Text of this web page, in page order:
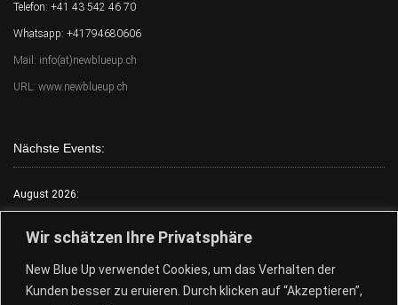
Wir schätzen Ihre Privatsphäre
New Blue Up verwendet Cookies, um das Verhalten der
Kunden besser zu eruieren. Durch klicken auf “Akzeptieren”,
Telefon: +41 43 542 46 70
Whatsapp: +41794680606
Mail: info(at)newblueup.ch
URL: www.newblueup.ch
Nächste Events:
August 2026:
Mi.:FKK Tag